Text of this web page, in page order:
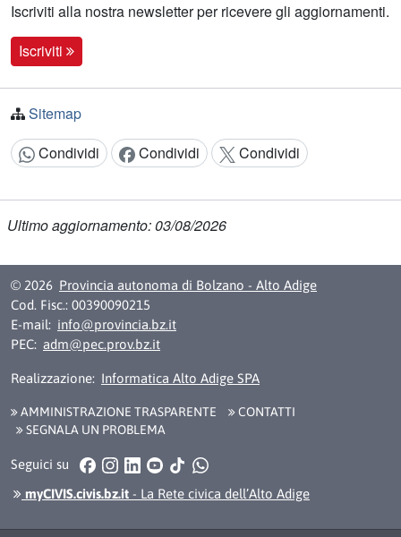
Iscriviti alla nostra newsletter per ricevere gli aggiornamenti.
Iscriviti
Sitemap
Condividi:
Condividi Condividi Condividi
Ultimo aggiornamento: 03/08/2026
© 2026 Provincia autonoma di Bolzano - Alto Adige
Cod. Fisc.: 00390090215
E-mail: info@provincia.bz.it
PEC: adm@pec.prov.bz.it
Realizzazione: Informatica Alto Adige SPA
AMMINISTRAZIONE TRASPARENTE
CONTATTI
SEGNALA UN PROBLEMA
Seguici su Facebook
Instagram
LinkedInYouTube
TikTokWhatsApp
myCIVIS.civis.bz.it - La Rete civica dell’Alto Adige